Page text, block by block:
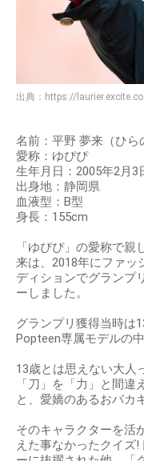
出典： https://
名前：平野 夢来（ひら
愛称：ゆぴぴ
生年月日：2005年2月3
出身地：静岡県
血液型：B型
身長：155cm
「ゆぴぴ」の愛称で
来は、2018年にファッ
ディションでグランプ
ーしました。
グランプリ獲得当時は
Popteen専属モデルの
13歳とは思えない大人
「刀」を「力」と間
と、愛嬌のあるおバカ
そのキャラクターを活
えた事なかったクイズ